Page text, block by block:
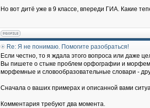
Но вот дитё уже в 9 классе, впереди ГИА. Какие
Re: Я не понимаю. Помогите разобраться!
Если честно, то я ждала этого вопроса или даже
Вы пишете о стыке проблем орфографии и
морфемные и словообразовательные словари -
Сначала о ваших примерах и описанной вами
Комментария требуют два момента.